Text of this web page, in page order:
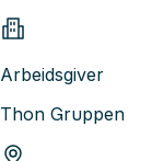
Arbeidsgiver
Thon Gruppen